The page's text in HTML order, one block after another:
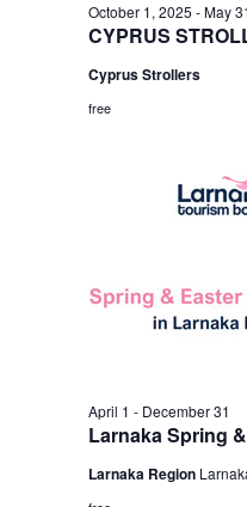
CYPRUS
October 1, 2025 -May
Cyprus Strollers
free
Larnaka Spring
April 1 - December 31
Larnaka Region